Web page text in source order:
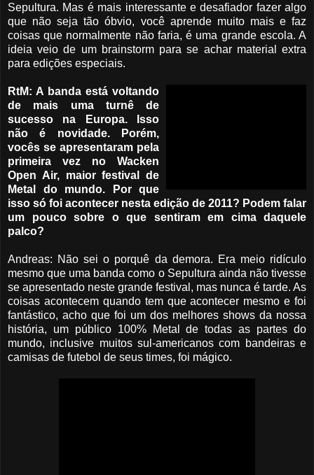
Sepultura. Mas é mais interessante e desafiador fazer algo
que não seja tão óbvio, você aprende muito mais e faz
coisas que normalmente não faria, é uma grande escola. A
ideia veio de um brainstorm para se achar material extra
para edições especiais.
RtM: A banda está voltando
de mais uma turnê de
sucesso na Europa. Isso
não é novidade. Porém,
vocês se apresentaram pela
primeira vez no Wacken
Open Air, maior festival de
Metal do mundo. Por que
isso só foi acontecer nesta edição de 2011? Podem falar
um pouco sobre o que sentiram em cima daquele
palco?
Andreas: Não sei o porquê da demora. Era meio ridículo
mesmo que uma banda como o Sepultura ainda não tivesse
se apresentado neste grande festival, mas nunca é tarde. As
coisas acontecem quando tem que acontecer mesmo e foi
fantástico, acho que foi um dos melhores shows da nossa
história, um público 100% Metal de todas as partes do
mundo, inclusive muitos sul-americanos com bandeiras e
camisas de futebol de seus times, foi mágico.